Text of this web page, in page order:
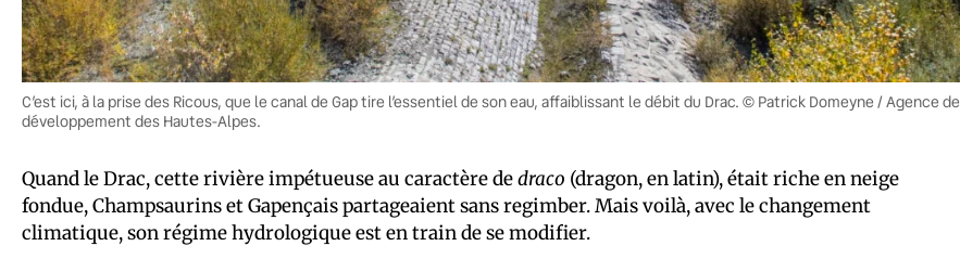
C’est ici, à la prise des Ricous, que le canal de Gap tire l’essentiel de son eau, affaiblissant le débit du Drac. © Patrick Domeyne / Agence de
développement des Hautes-Alpes.
Quand le Drac, cette rivière impétueuse au caractère dedraco (dragon, en latin), était riche en neige
fondue, Champsaurins et Gapençais partageaient sans regimber. Mais voilà, avec le changement
climatique, son régime hydrologique est en train de se modifier.